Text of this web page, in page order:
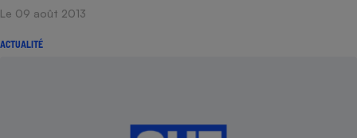
Le 09 août 2013
ACTUALITÉ